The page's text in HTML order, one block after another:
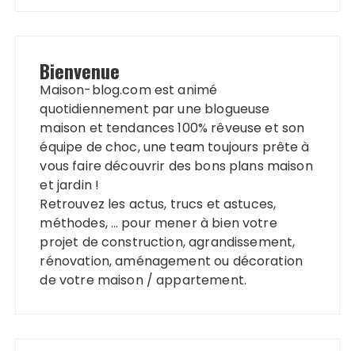
Bienvenue
Maison-blog.com est animé
quotidiennement par une blogueuse
maison et tendances 100% rêveuse et son
équipe de choc, une team toujours prête à
vous faire découvrir des bons plans maison
et jardin !
Retrouvez les actus, trucs et astuces,
méthodes, … pour mener à bien votre
projet de construction, agrandissement,
rénovation, aménagement ou décoration
de votre maison / appartement.